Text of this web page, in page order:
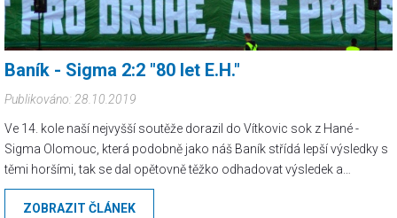
Baník - Sigma 2:2 "80 let E.H."
Publikováno: 28.10.2019
Ve 14. kole naší nejvyšší soutěže dorazil do Vítkovic sok z Hané -
Sigma Olomouc, která podobně jako náš Baník střídá lepší výsledky s
těmi horšími, tak se dal opětovně těžko odhadovat výsledek a
předvedená hra. Baník v poslední době těžil z dobrých startů do
zápasů (minimálně tedy ve Vítkovicích, venkovní zápasy jsou jinou
ZOBRAZIT ČLÁNEK